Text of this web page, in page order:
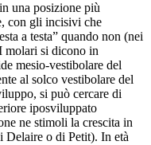
una posizione più
con gli incisivi che
a testa” quando non (nei
molari si dicono in
mesio-vestibolare del
al solco vestibolare del
si può cercare di
iposviluppato
ne stimoli la crescita in
Delaire o di Petit). In età